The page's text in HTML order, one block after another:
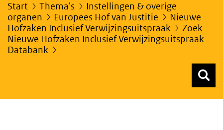
Start Thema's
Instellingen & overige
organen
Europees Hof van Justitie
Nieuwe
Hofzaken Inclusief Verwijzingsuitspraak
Zoek
Nieuwe Hofzaken Inclusief Verwijzingsuitspraak
Databank